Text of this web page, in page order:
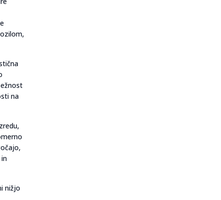
na
nižjo